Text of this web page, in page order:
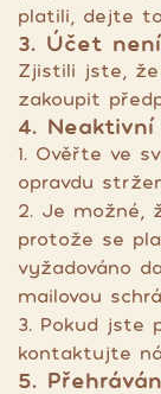
platili, dejte
3. Účet
Zjistili jste,
zakoupit
4.
1. Ověřte ve
opravdu
2. Je možné,
protože se
vyžadováno
mailovou
3. Pokud jste
kontaktujte
5.